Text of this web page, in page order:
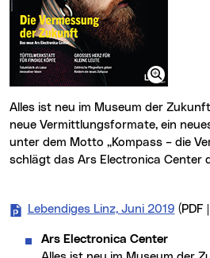
Alles ist neu im Museum der Zukunft: Neue Ausstellungen,
neue Vermittlungsformate, ein
unter dem Motto „Kompass – die
schlägt das Ars Electronica Center
Lebendiges Linz, Juni 2019 (PDF
Ars Electronica Center